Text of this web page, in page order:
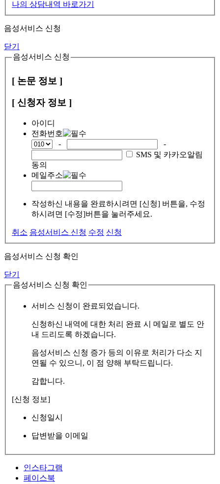
나의 상담내역 바로가기
음성서비스 신청
닫기
음성서비스 신청
[ 논문 정보 ]
[ 신청자 정보 ]
아이디
전화번호
-
-
SMS 및 카카오알림
동의
메일주소
작성하신 내용을 완료하시려면 [신청] 버튼을, 수정
하시려면 [수정]버튼을 눌러주세요.
취소 음성서비스 신청 수정 신청
음성서비스 신청 확인
닫기
음성서비스 신청 확인
서비스 신청이 완료되었습니다.
신청하신 내역에 대한 처리 완료 시 메일로 별도 안
내 드리도록 하겠습니다.
음성서비스 신청 증가 등의 이유로 처리가 다소 지
연될 수 있으니, 이 점 양해 부탁드립니다.
감합니다.
[신청 정보]
신청일시
답변받을 이메일
인스타그램
페이스북